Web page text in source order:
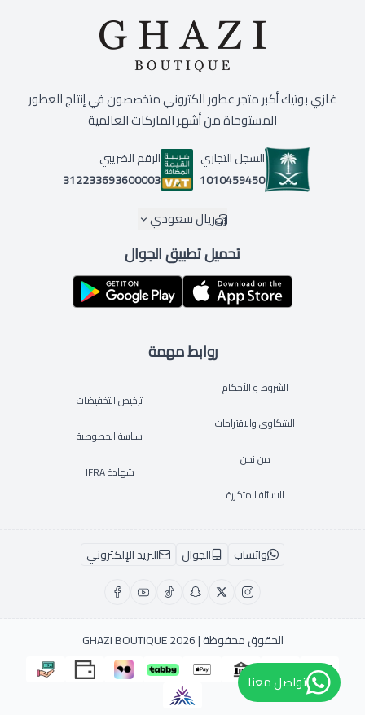
روابط مهمة
الشروط و الأحكام
الشكاوى والاقتراحات
من نحن
الاسئلة المتكررة
ترخيص التخفيضات
سياسة الخصوصية
شهادة IFRA
غازي بوتيك أكبر متجر عطور الكتروني متخصصون في إنتاج العطور
المستوحاة من أشهر الماركات العالمية
السجل التجاري
1010459450
الرقم الضريبي
312233693600003
ريال سعودي
تحميل تطبيق الجوال
واتساب الجوال البريد الإلكتروني
الحقوق محفوظة | 2026 GHAZI BOUTIQUE
تواصل معنا